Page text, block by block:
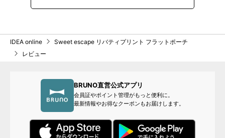
IDEA online
Sweet escape リバティプリント フラットポーチ
レビュー
BRUNO直営公式アプリ
会員証やポイント管理がもっと便利に。
最新情報やお得なクーポンもお届けします。